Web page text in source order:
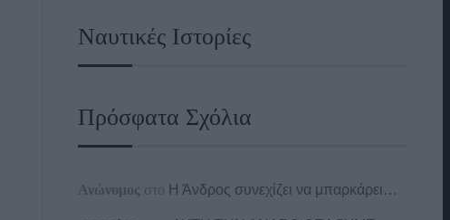
Ναυτικές Ιστορίες
Πρόσφατα Σχόλια
Ανώνυμος στο Η Άνδρος συνεχίζει να μπαρκάρει…